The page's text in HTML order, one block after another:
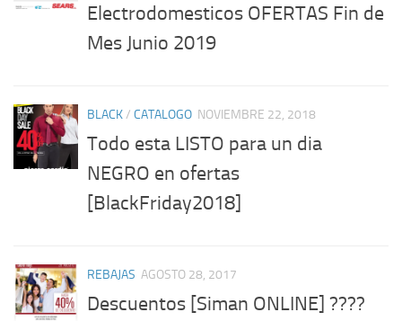
Electrodomesticos OFERTAS Fin de
Mes Junio 2019
BLACK/ CATALOGO NOVIEMBRE 22, 2018
Todo esta LISTO para un dia
NEGRO en ofertas
[BlackFriday2018]
REBAJAS AGOSTO 28, 2017
Descuentos [Siman ONLINE] ????